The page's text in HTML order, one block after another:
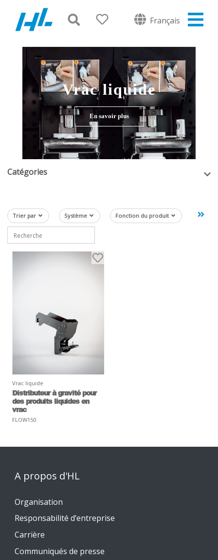
Français
Vrac liquide
En savoir plus
Catégories
Trier par Système Fonction du produit
Vrac liquide
Distributeur à gravité pour
des produits liquides en
vrac
FLOW150
A propos d'HL
Organisation
Responsabilité d’entreprise
Carrière
Communiqués de presse